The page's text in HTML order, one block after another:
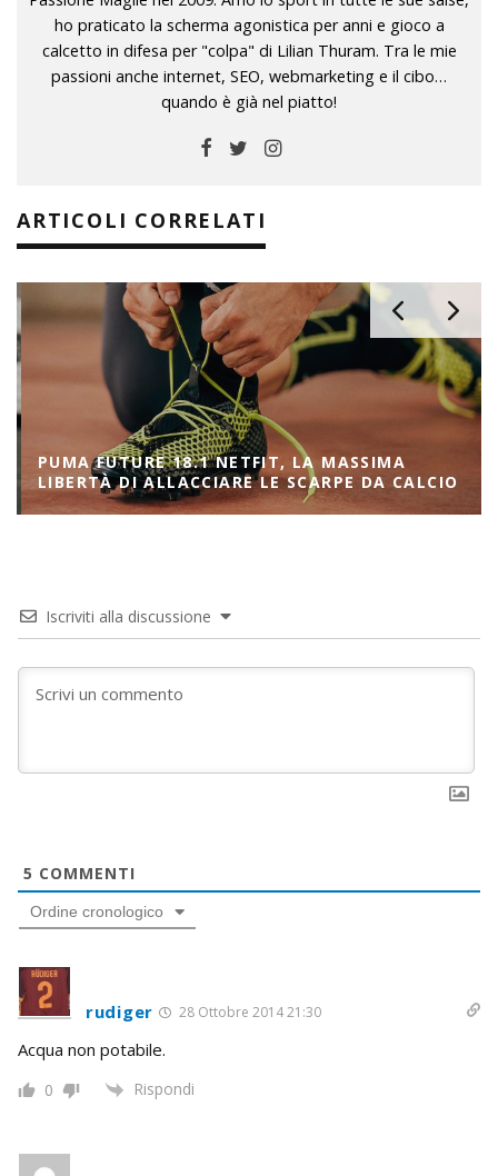
ho praticato la scherma agonistica per anni e gioco a
calcetto in difesa per "colpa" di Lilian Thuram. Tra le mie
passioni anche internet, SEO, webmarketing e il cibo…
quando è già nel piatto!
ARTICOLI CORRELATI
PUMA FUTURE 18.1 NETFIT, LA MASSIMA
LIBERTÀ DI ALLACCIARE LE SCARPE DA CALCIO
Iscriviti alla discussione
5 COMMENTI
Ordine cronologico
rudiger 28 Ottobre 2014 21:30
Acqua non potabile.
0 Rispondi